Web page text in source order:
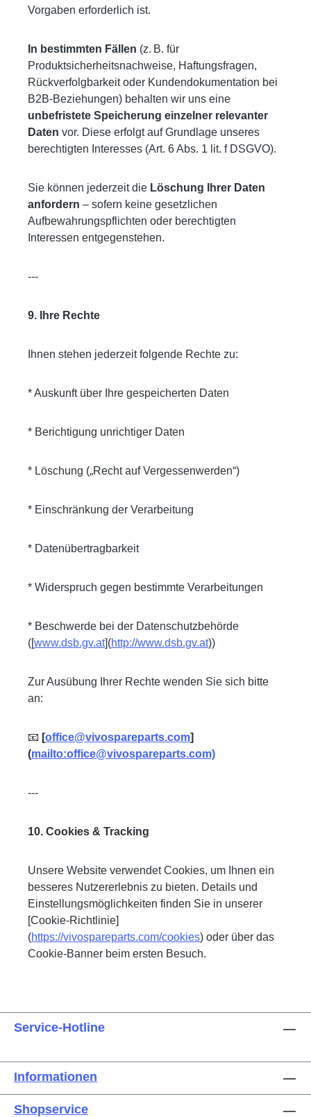
Vorgaben erforderlich ist.
In bestimmten Fällen (z. B. für
Produktsicherheitsnachweise, Haftungsfragen,
Rückverfolgbarkeit oder Kundendokumentation bei
B2B-Beziehungen) behalten wir uns eine
unbefristete Speicherung einzelner relevanter
Daten vor. Diese erfolgt auf Grundlage unseres
berechtigten Interesses (Art. 6 Abs. 1 lit. f DSGVO).
Sie können jederzeit die Löschung Ihrer Daten
anfordern – sofern keine gesetzlichen
Aufbewahrungspflichten oder berechtigten
Interessen entgegenstehen.
---
9. Ihre Rechte
Ihnen stehen jederzeit folgende Rechte zu:
* Auskunft über Ihre gespeicherten Daten
* Berichtigung unrichtiger Daten
* Löschung („Recht auf Vergessenwerden“)
* Einschränkung der Verarbeitung
* Datenübertragbarkeit
* Widerspruch gegen bestimmte Verarbeitungen
* Beschwerde bei der Datenschutzbehörde
([www.dsb.gv.at](http://www.dsb.gv.at))
Zur Ausübung Ihrer Rechte wenden Sie sich bitte
an:
📧 [office@vivospareparts.com]
(mailto:office@vivospareparts.com)
---
10. Cookies & Tracking
Unsere Website verwendet Cookies, um Ihnen ein
besseres Nutzererlebnis zu bieten. Details und
Einstellungsmöglichkeiten finden Sie in unserer
[Cookie-Richtlinie]
(https://vivospareparts.com/cookies) oder über das
Cookie-Banner beim ersten Besuch.
Service-Hotline
Informationen
Shopservice